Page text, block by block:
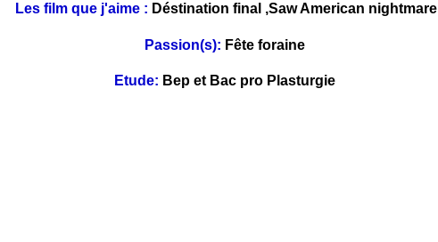
Les film que j'aime : Déstination final ,Saw American nightmare
Passion(s): Fête foraine
Etude: Bep et Bac pro Plasturgie